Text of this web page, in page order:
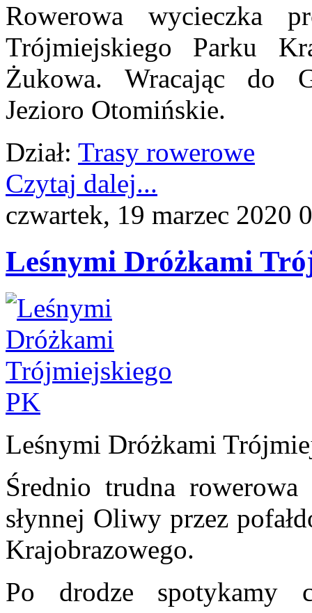
Rowerowa wycieczka
Trójmiejskiego Parku
Żukowa. Wracając do
Jezioro Otomińskie.
Dział: Trasy rowerowe
Czytaj dalej...
czwartek, 19 marzec 2020
Leśnymi Dróżkami
Leśnymi Dróżkami
Średnio trudna
słynnej Oliwy przez
Krajobrazowego.
Po drodze spotykamy